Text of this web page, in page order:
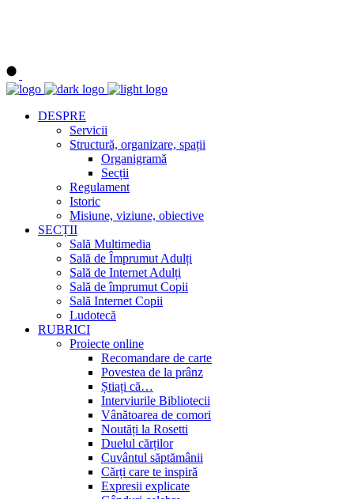
DESPRE
Servicii
Structură, organizare, spații
Organigramă
Secții
Regulament
Istoric
Misiune, viziune, obiective
SECȚII
Sală Multimedia
Sală de Împrumut Adulți
Sală de Internet Adulți
Sală de împrumut Copii
Sală Internet Copii
Ludotecă
RUBRICI
Proiecte online
Recomandare de carte
Povestea de la prânz
Știați că…
Interviurile Bibliotecii
Vânătoarea de comori
Noutăți la Rosetti
Duelul cărților
Cuvântul săptămânii
Cărți care te inspiră
Expresii explicate